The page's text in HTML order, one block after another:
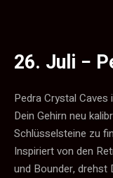
26. Juli −
Pedra Crystal
Dein Gehirn neu
Schlüsselsteine zu
Inspiriert von den
und Bounder, drehst